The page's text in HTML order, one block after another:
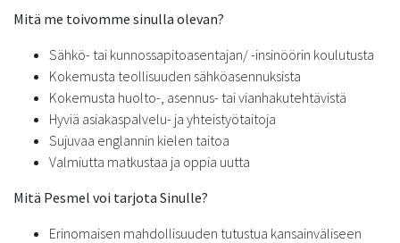
Mitä me toivomme sinulla olevan?
Sähkö- tai kunnossapitoasentajan/ -insinöörin koulutusta
Kokemusta teollisuuden sähköasennuksista
Kokemusta huolto-, asennus- tai vianhakutehtävistä
Hyviä asiakaspalvelu- ja yhteistyötaitoja
Sujuvaa englannin kielen taitoa
Valmiutta matkustaa ja oppia uutta
Mitä Pesmel voi tarjota Sinulle?
Erinomaisen mahdollisuuden tutustua kansainväliseen